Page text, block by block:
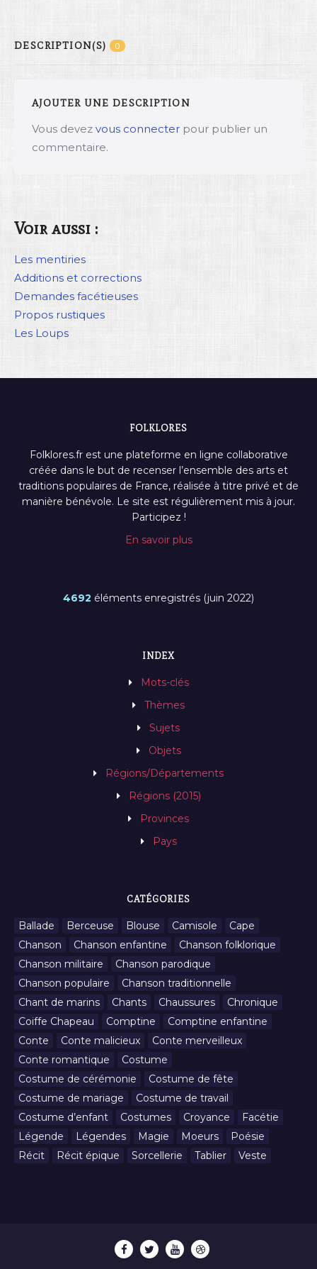
DESCRIPTION(S) 0
AJOUTER UNE DESCRIPTION
Vous devez vous connecter pour publier un
commentaire.
Voir aussi :
Les mentiries
Additions et corrections
Demandes facétieuses
Propos rustiques
Les Loups
FOLKLORES
Folklores.fr est une plateforme en ligne collaborative
créée dans le but de recenser l’ensemble des arts et
traditions populaires de France, réalisée à titre privé et de
manière bénévole. Le site est régulièrement mis à jour.
Participez !
En savoir plus
4692 éléments enregistrés (juin 2022)
INDEX
Mots-clés
Thèmes
Sujets
Objets
Régions/Départements
Régions (2015)
Provinces
Pays
CATÉGORIES
Ballade Berceuse Blouse Camisole
Cape
Chanson
Chanson enfantine
Chanson folklorique
Chanson militaire
Chanson parodique
Chanson populaire
Chanson traditionnelle
Chant de marins
Chants Chaussures
Chronique
Coiffe Chapeau
Comptine
Comptine enfantine
Conte
Conte malicieux
Conte merveilleux
Conte romantique
Costume
Costume de cérémonie
Costume de fête
Costume de mariage
Costume de travail
Costume d’enfant
Costumes Croyance
Facétie
Légende
Légendes Magie Moeurs
Poésie
Récit
Récit épique Sorcellerie Tablier Veste